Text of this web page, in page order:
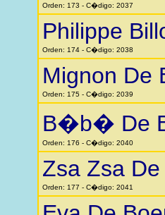
Orden: 173 - C�digo: 2037
Philippe
Orden: 174 - C�digo: 2038
Mignon De
Orden: 175 - C�digo: 2039
B�b� De
Orden: 176 - C�digo: 2040
Zsa Zsa
Orden: 177 - C�digo: 2041